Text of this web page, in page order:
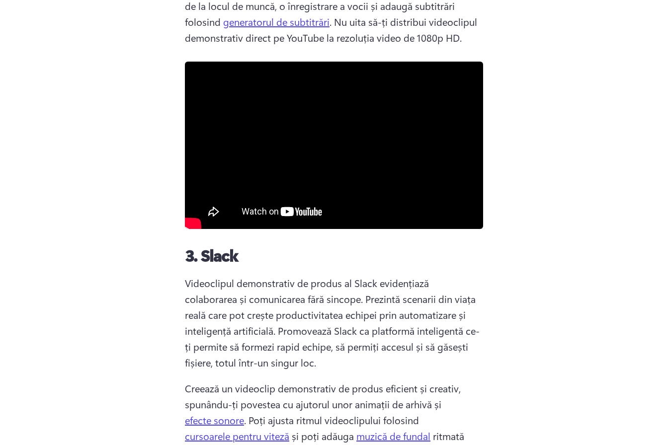
de la locul de muncă, o înregistrare a vocii și adaugă subtitrări
folosind generatorul de subtitrări. Nu uita să-ți distribui videoclipul
demonstrativ direct pe YouTube la rezoluția video de 1080p HD.
3.Slack
Videoclipul demonstrativ de produs al Slack evidențiază
colaborarea și comunicarea fără sincope. Prezintă scenarii din viața
reală care pot crește productivitatea echipei prin automatizare și
inteligență artificială. Promovează Slack ca platformă inteligentă ce-
ți permite să formezi rapid echipe, să permiți accesul și să găsești
fișiere, totul într-un singur loc.
Creează un videoclip demonstrativ de produs eficient și creativ,
spunându-ți povestea cu ajutorul unor animații de arhivă și
efecte sonore. Poți ajusta ritmul videoclipului folosind
cursoarele pentru viteză și poți adăuga muzică de fundal ritmată